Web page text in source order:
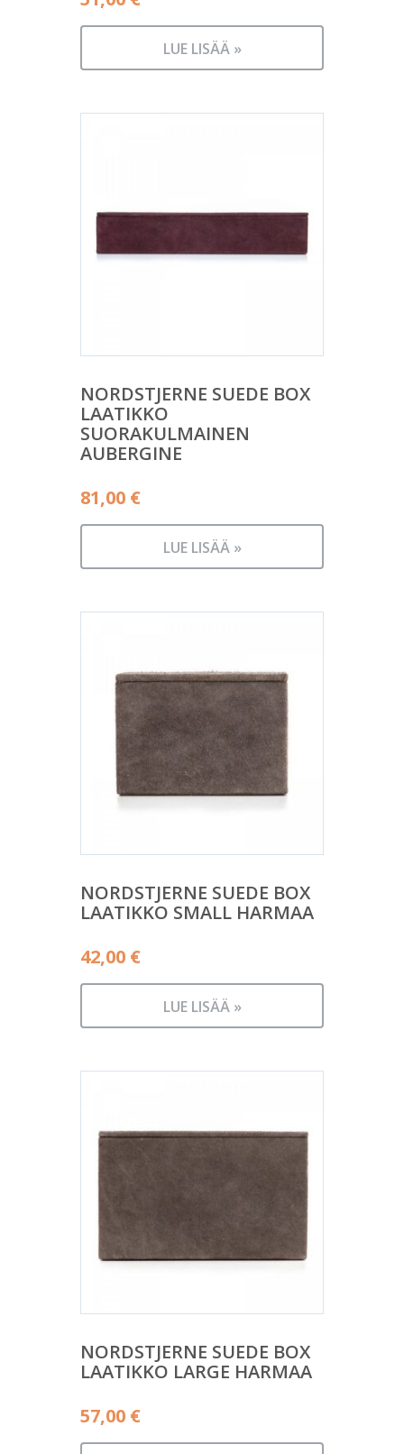
LUE LISÄÄ »
NORDSTJERNE SUEDE BOX
LAATIKKO
SUORAKULMAINEN
AUBERGINE
81,00 €
LUE LISÄÄ »
NORDSTJERNE SUEDE BOX
LAATIKKO SMALL HARMAA
42,00 €
LUE LISÄÄ »
NORDSTJERNE SUEDE BOX
LAATIKKO LARGE HARMAA
57,00 €